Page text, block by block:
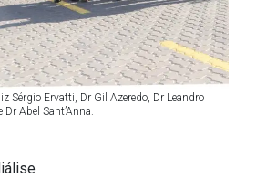
Sérgio Ervatti, Dr Gil Azeredo, Dr Leandro
Abel Sant’Anna.